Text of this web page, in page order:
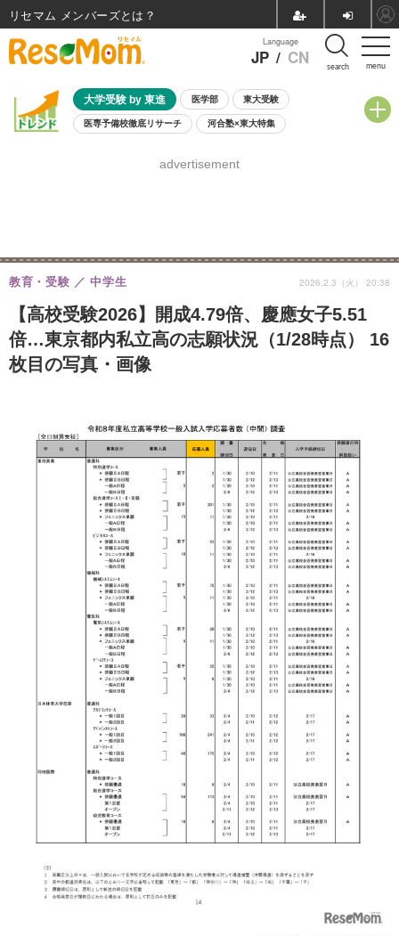
menu
Language
JP / CN search
大学受験 by 東進 医学部 東大受験
医専予備校徹底リサーチ 河合塾×東大特集
8月開催学校説明会・相談会
advertisement
【高校受験2026】開成4.79倍、慶應女子5.51
倍…東京都内私立高の志願状況（1/28時点） 16
枚目の写真・画像
教育・受験 中学生 2026.2.3（火） 20:38
リセマム メンバーズ